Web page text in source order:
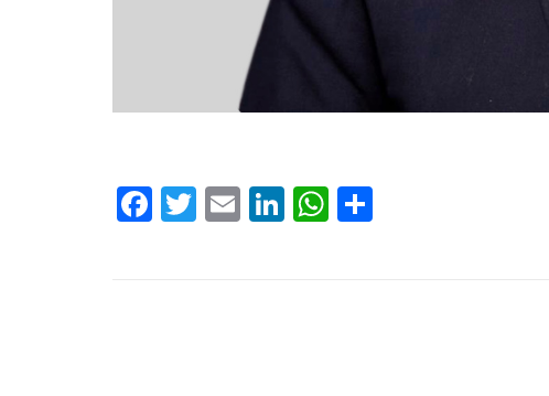
Facebook
Twitter
EmailLinkedIn
WhatsApp